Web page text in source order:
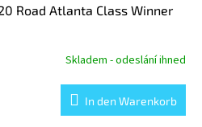
Road Atlanta Class Winner
Skladem - odeslání ihned
In den Warenkorb